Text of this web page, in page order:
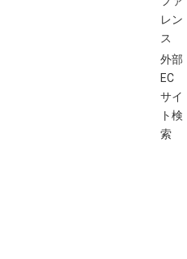
レン
ス
外部
EC
サイ
ト検
索